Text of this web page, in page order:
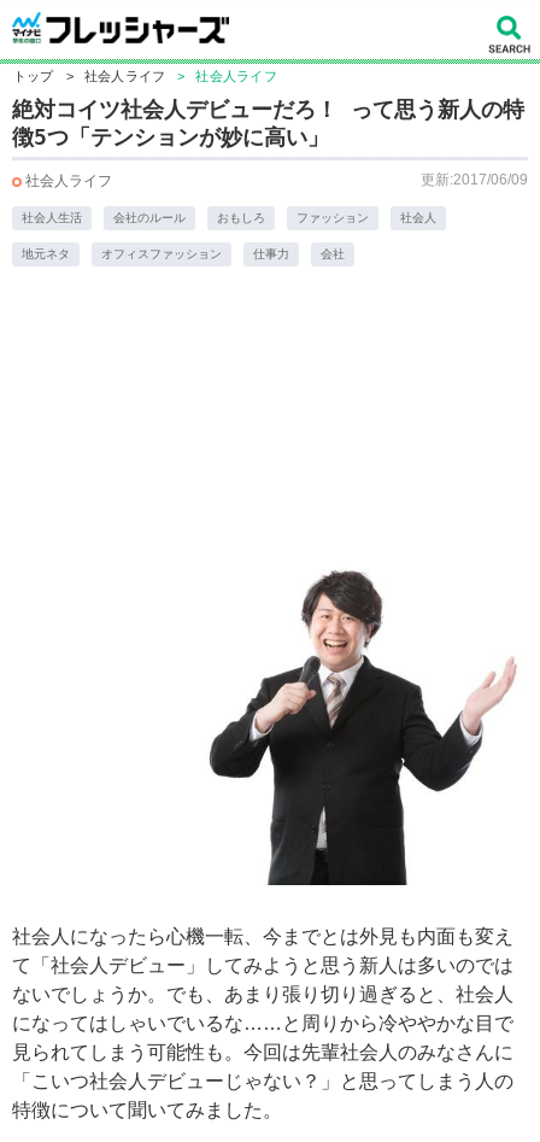
トップ > 社会人ライフ > 社会人ライフ
絶対コイツ社会人デビューだろ！ って思う新人の特
徴5つ「テンションが妙に高い」
社会人ライフ 更新:2017/06/09
社会人生活 会社のルール おもしろ ファッション 社会人
地元ネタ オフィスファッション 仕事力 会社
社会人になったら心機一転、今までとは外見も内面も変え
て「社会人デビュー」してみようと思う新人は多いのでは
ないでしょうか。でも、あまり張り切り過ぎると、社会人
になってはしゃいでいるな……と周りから冷ややかな目で
見られてしまう可能性も。今回は先輩社会人のみなさんに
「こいつ社会人デビューじゃない？」と思ってしまう人の
特徴について聞いてみました。